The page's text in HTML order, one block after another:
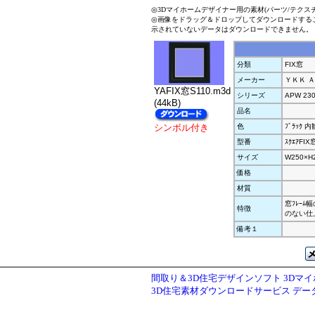
◎3Dマイホームデザイナー用の素材(パーツ/テクス
◎画像をドラッグ＆ドロップしてダウンロードす
示されていないデータはダウンロードできません。
YAFIX窓S110.m3d
(44kB)
シンボル付き
分類
FIX窓
メーカー
ＹＫＫ
シリーズ
APW 230
品名
色
ﾌﾞﾗｯｸ 内
型番
ｽｸｴｱFIX
サイズ
価格
材質
特徴
窓ﾌﾚｰﾑ
のない仕
備考１
間取り＆3D住宅デザインソフト 3Dマ
3D住宅素材ダウンロードサービス デー